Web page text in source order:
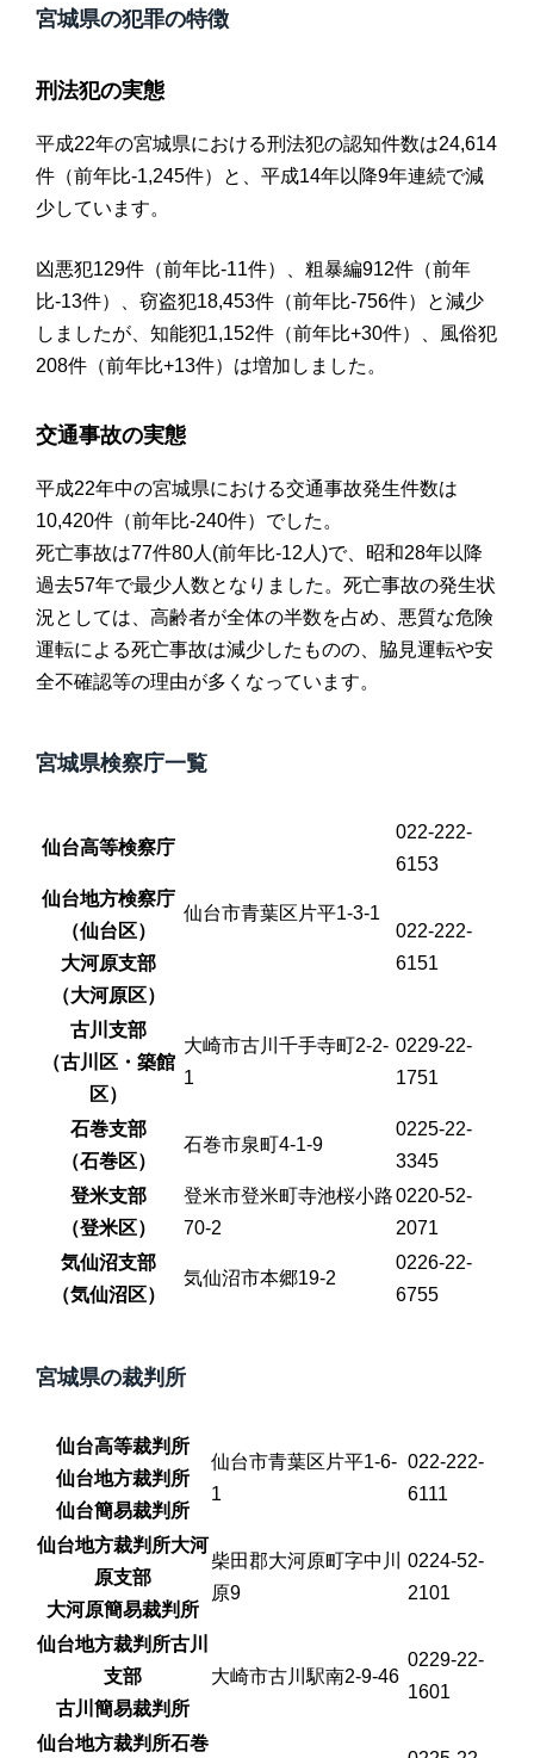
宮城県の犯罪の特徴
刑法犯の実態
平成22年の宮城県における刑法犯の認知件数は24,614
件（前年比-1,245件）と、平成14年以降9年連続で減
少しています。
凶悪犯129件（前年比-11件）、粗暴編912件（前年
比-13件）、窃盗犯18,453件（前年比‐756件）と減少
しましたが、知能犯1,152件（前年比+30件）、風俗犯
208件（前年比+13件）は増加しました。
交通事故の実態
平成22年中の宮城県における交通事故発生件数は
10,420件（前年比-240件）でした。
死亡事故は77件80人(前年比-12人)で、昭和28年以降
過去57年で最少人数となりました。死亡事故の発生状
況としては、高齢者が全体の半数を占め、悪質な危険
運転による死亡事故は減少したものの、脇見運転や安
全不確認等の理由が多くなっています。
宮城県検察庁一覧
仙台高等検察庁
仙台市青葉区片平1-3-1
022-222-
6153
仙台地方検察庁
（仙台区）
大河原支部
（大河原区）
022-222-
6151
古川支部
（古川区・築館
区）
大崎市古川千手寺町2-2-
1
0229-22-
1751
石巻支部
（石巻区）
石巻市泉町4-1-9
0225-22-
3345
登米支部
（登米区）
登米市登米町寺池桜小路
70-2
0220-52-
2071
気仙沼支部
（気仙沼区）
気仙沼市本郷19-2
0226-22-
6755
宮城県の裁判所
仙台高等裁判所
仙台地方裁判所
仙台簡易裁判所
仙台市青葉区片平1-6-
1
022-222-
6111
仙台地方裁判所大河
原支部
大河原簡易裁判所
柴田郡大河原町字中川
原9
0224-52-
2101
仙台地方裁判所古川
支部
古川簡易裁判所
大崎市古川駅南2-9-46
0229-22-
1601
仙台地方裁判所石巻